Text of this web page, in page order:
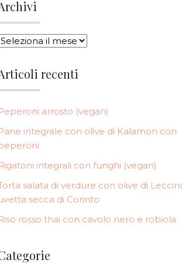
ARCHIVI
recenti
arrosto (vegan)
integrale con olive di Kalamon con
integrali con funghi (vegan)
salata di verdure con olive di
secca di Corinto
rosso thai con cavolo nero e robiola